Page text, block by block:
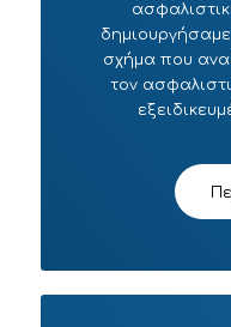
σχήμα που
τον